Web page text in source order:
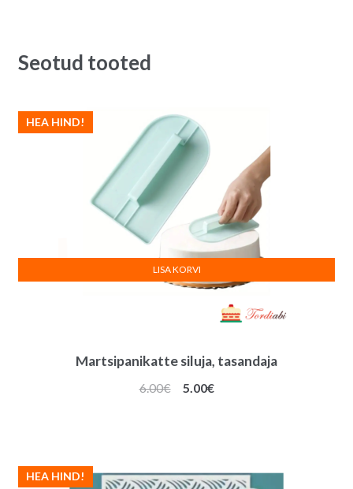
Seotud tooted
Martsipanikatte siluja, tasandaja
HEA HIND!
6.00€
Algne
5.00€Praegune
LISA KORVI
HEA HIND!